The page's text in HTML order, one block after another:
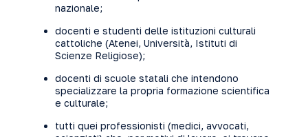
nazionale;
docenti e studenti delle istituzioni culturali
cattoliche (Atenei, Università, Istituti di
Scienze Religiose);
docenti di scuole statali che intendono
specializzare la propria formazione scientifica
e culturale;
tutti quei professionisti (medici, avvocati,